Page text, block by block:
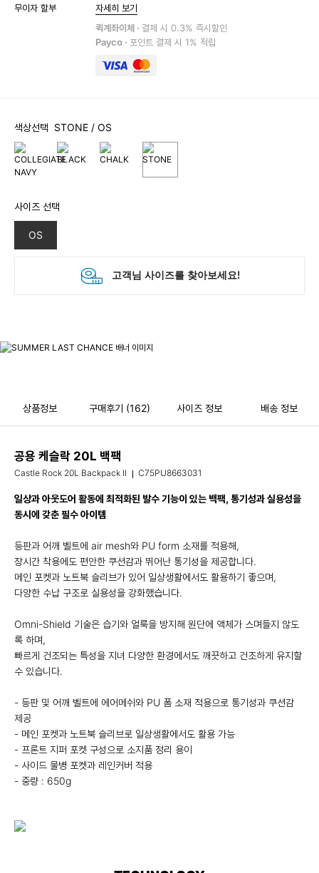
무이자 할부
자세히 보기
퀵계좌이체 · 결제 시 0.3% 즉시할인
Payco · 포인트 결제 시 1% 적립
색상선택 STONE / OS
사이즈 선택
OS
상품정보 구매후기 (162) 사이즈 정보 배송 정보
공용 케슬락 20L 백팩
Castle Rock 20L Backpack II C75PU8663031
일상과 아웃도어 활동에 최적화된 발수 기능이 있는 백팩, 통기성과 실용성을
동시에 갖춘 필수 아이템
등판과 어깨 벨트에 air mesh와 PU form 소재를 적용해,
장시간 착용에도 편안한 쿠션감과 뛰어난 통기성을 제공합니다.
메인 포켓과 노트북 슬리브가 있어 일상생활에서도 활용하기 좋으며,
다양한 수납 구조로 실용성을 강화했습니다.
Omni-Shield 기술은 습기와 얼룩을 방지해 원단에 액체가 스며들지 않도
록 하며,
빠르게 건조되는 특성을 지녀 다양한 환경에서도 깨끗하고 건조하게 유지할
수 있습니다.
- 등판 및 어깨 벨트에 에어메쉬와 PU 폼 소재 적용으로 통기성과 쿠션감
제공
- 메인 포켓과 노트북 슬리브로 일상생활에서도 활용 가능
- 프론트 지퍼 포켓 구성으로 소지품 정리 용이
- 사이드 물병 포켓과 레인커버 적용
- 중량 : 650g